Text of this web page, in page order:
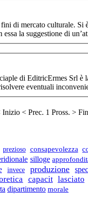
...ipografici,
la suggestione di
eventuali
Inizio < Prec. 1 Pross. >
prezioso consapevolezza
silloge
invece produzione
capacit lasciato
dipartimento morale